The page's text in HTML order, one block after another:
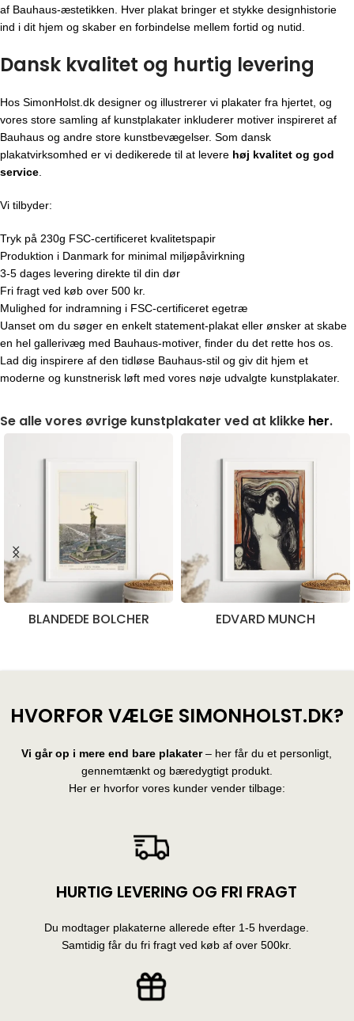
af Bauhaus-æstetikken. Hver plakat bringer et stykke designhistorie
ind i dit hjem og skaber en forbindelse mellem fortid og nutid.
Dansk kvalitet og hurtig levering
Hos SimonHolst.dk designer og illustrerer vi plakater fra hjertet, og
vores store samling af kunstplakater inkluderer motiver inspireret af
Bauhaus og andre store kunstbevægelser. Som dansk
plakatvirksomhed er vi dedikerede til at levere høj kvalitet og god
service
Vi tilbyder:
Tryk på 230g FSC-certificeret kvalitetspapir
Produktion i Danmark for minimal miljøpåvirkning
3-5 dages levering direkte til din dør
Fri fragt ved køb over 500 kr.
Mulighed for indramning i FSC-certificeret egetræ
Uanset om du søger en enkelt statement-plakat eller ønsker at skabe
en hel gallerivæg med Bauhaus-motiver, finder du det rette hos os.
Lad dig inspirere af den tidløse Bauhaus-stil og giv dit hjem et
moderne og kunstnerisk løft med vores nøje udvalgte kunstplakater.
Se alle vores øvrige kunstplakater ved at klikke her.
BLANDEDE BOLCHER EDVARD MUNCH
HVORFOR VÆLGE SIMONHOLST.DK?
Vi går op i mere end bare plakater– her får du et personligt,
gennemtænkt og bæredygtigt produkt.
Her er hvorfor vores kunder vender tilbage:
HURTIG LEVERING OG FRI FRAGT
Du modtager plakaterne allerede efter 1-5 hverdage.
Samtidig får du fri fragt ved køb af over 500kr.